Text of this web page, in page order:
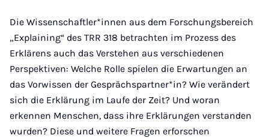
Die Wissenschaftler*innen aus dem Forschungsbereich
„Explaining“ des TRR 318 betrachten im Prozess des
Erklärens auch das Verstehen aus verschiedenen
Perspektiven: Welche Rolle spielen die Erwartungen an
das Vorwissen der Gesprächspartner*in? Wie verändert
sich die Erklärung im Laufe der Zeit? Und woran
erkennen Menschen, dass ihre Erklärungen verstanden
wurden? Diese und weitere Fragen erforschen